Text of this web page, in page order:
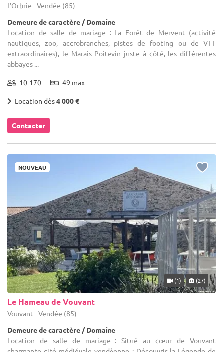
L'Orbrie - Vendée (85)
Demeure de caractère / Domaine
Location de salle de mariage : La Forêt de Mervent (activité
nautiques, zoo, accrobranches, pistes de footing ou de VTT
extraordinaires), le Marais Poitevin juste à côté, les différentes
abbayes ...
10-170 49 max
Location dès4 000 €
Contacter
NOUVEAU
(1) (27)
Le Hameau de Vouvant
Vouvant - Vendée (85)
Demeure de caractère / Domaine
Location de salle de mariage : Situé au cœur de Vouvant